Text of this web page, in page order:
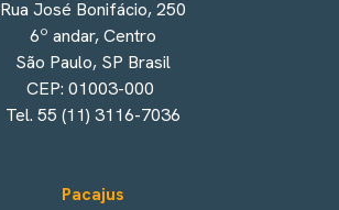
Rua José Bonifácio, 250
6º andar, Centro
São Paulo, SP Brasil
CEP: 01003-000
Tel. 55 (11) 3116-7036
Pacajus